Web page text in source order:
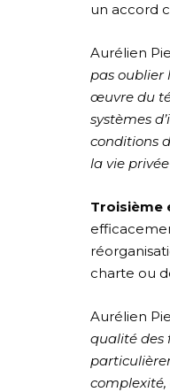
un accord
Aurélien
pas oublier
œuvre du
systèmes
conditions
la vie
Troisième
charte ou
Aurélien
qualité des
complexité,